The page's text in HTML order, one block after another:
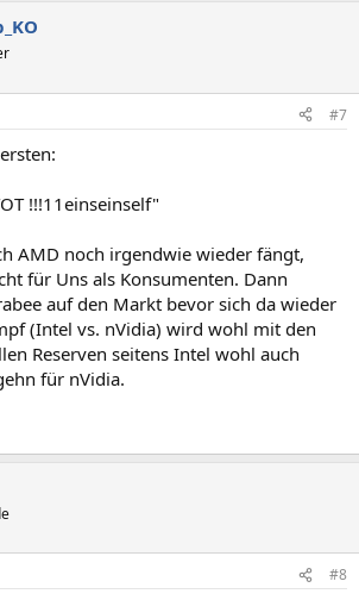
#7
!!!11einseinself"
AMD noch irgendwie wieder fängt,
für Uns als Konsumenten. Dann
auf den Markt bevor sich da wieder
(Intel vs. nVidia) wird wohl mit den
Reserven seitens Intel wohl auch
für nVidia.
#8